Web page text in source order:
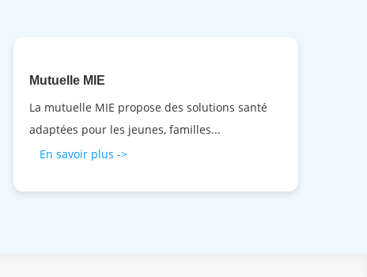
Mutuelle MIE
La mutuelle MIE propose des solutions santé
adaptées pour les jeunes, familles...
En savoir plus ->